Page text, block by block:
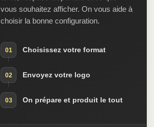
vous souhaitez afficher. On vous aide à
choisir la bonne configuration.
01 Choisissez votre format
02 Envoyez votre logo
03 On prépare et produit le tout